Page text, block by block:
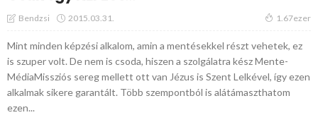
Bendzsi 2015.03.31. 1.67ezer
Mint minden képzési alkalom, amin a mentésekkel részt vehetek, ez
is szuper volt. De nem is csoda, hiszen a szolgálatra kész Mente-
MédiaMissziós sereg mellett ott van Jézus is Szent Lelkével, így ezen
alkalmak sikere garantált. Több szempontból is alátámaszthatom
ezen...